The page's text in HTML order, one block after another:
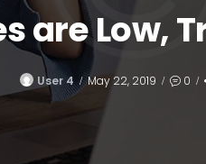
are Low,
User 4 May 22, 2019 0